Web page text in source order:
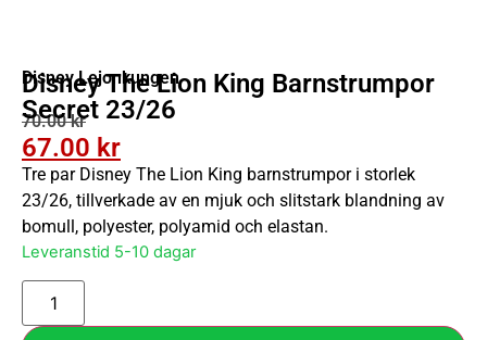
Disney Lejonkungen
Disney The Lion King Barnstrumpor
Secret 23/26
70.00kr
67.00 kr
Tre par Disney The Lion King barnstrumpor i storlek
23/26, tillverkade av en mjuk och slitstark blandning av
bomull, polyester, polyamid och elastan.
Leveranstid 5-10 dagar